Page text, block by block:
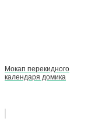
Мокап перекидного
календаря домика